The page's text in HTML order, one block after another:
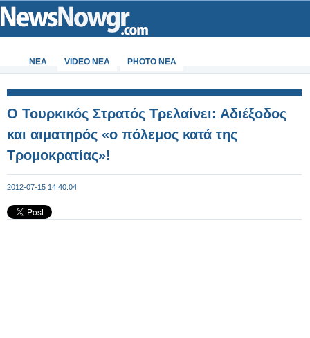
ΝΕΑ VIDEO NEA PHOTO NEA
Ο Τουρκικός Στρατός Τρελαίνει: Αδιέξοδος
και αιματηρός «ο πόλεμος κατά της
Τρομοκρατίας»!
2012-07-15 14:40:04